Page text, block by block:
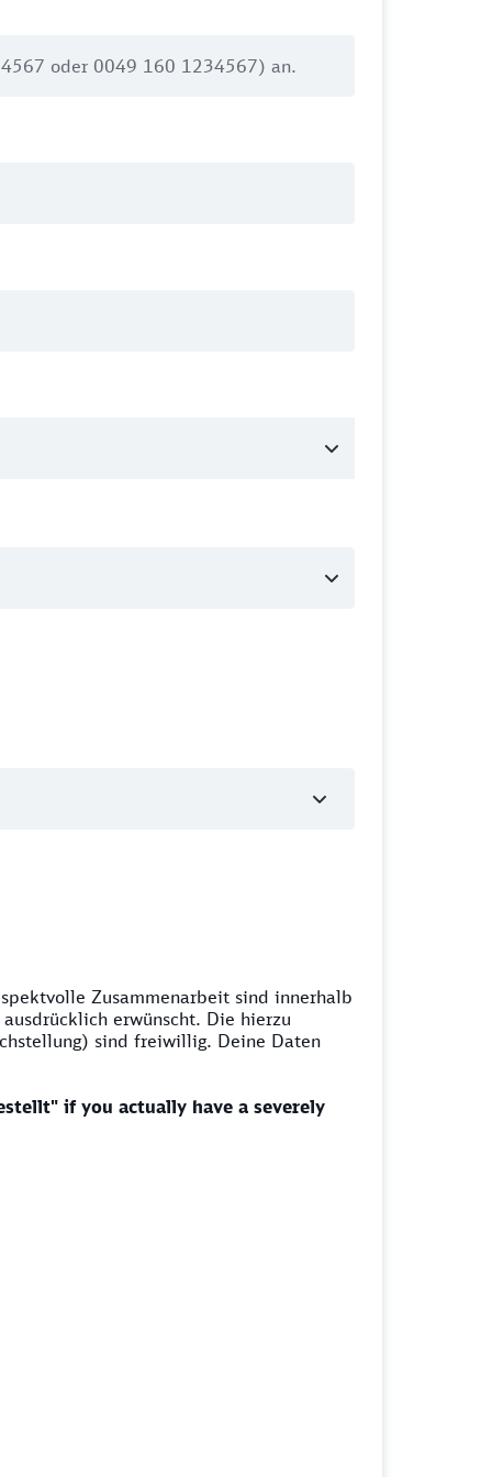
Zusammenarbeit sind innerhalb
erwünscht. Die hierzu
sind freiwillig. Deine Daten
if you actually have a severely